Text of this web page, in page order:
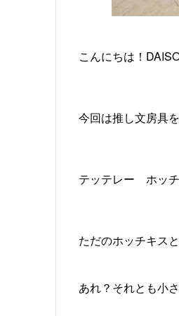
こんにちは！
今回は推し文房具
テッテレー ホッチ
ただのホッチキス
あれ？それとも小